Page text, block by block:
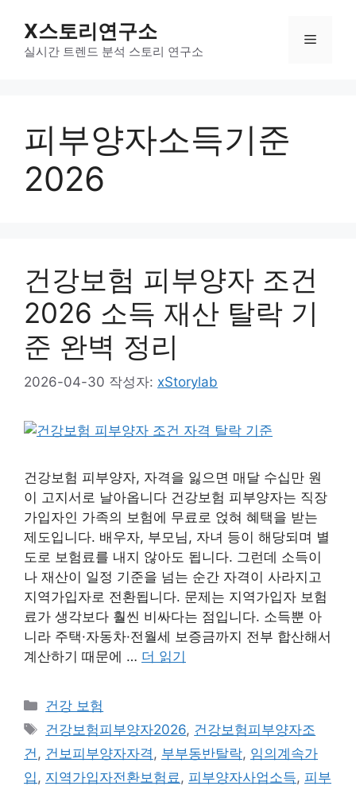
X스토리연구소
실시간 트렌드 분석 스토리 연구소
메
피부양자소득기준
2026
건강보험 피부양자 조건
2026 소득 재산 탈락 기
준 완벽 정리
2026-04-30 작성자: xStorylab
건강보험 피부양자, 자격을 잃으면 매달 수십만 원
이 고지서로 날아옵니다 건강보험 피부양자는 직장
가입자인 가족의 보험에 무료로 얹혀 혜택을 받는
제도입니다. 배우자, 부모님, 자녀 등이 해당되며 별
도로 보험료를 내지 않아도 됩니다. 그런데 소득이
나 재산이 일정 기준을 넘는 순간 자격이 사라지고
지역가입자로 전환됩니다. 문제는 지역가입자 보험
료가 생각보다 훨씬 비싸다는 점입니다. 소득뿐 아
니라 주택·자동차·전월세 보증금까지 전부 합산해서
계산하기 때문에 … 더 읽기
카
테
리
건강 보험
태
그
건강보험피부양자2026, 건강보험피부양자조
건 , 건보피부양자자격 , 부부동반탈락, 임의계속가
입 , 지역가입자전환보험료 , 피부양자사업소득, 피부